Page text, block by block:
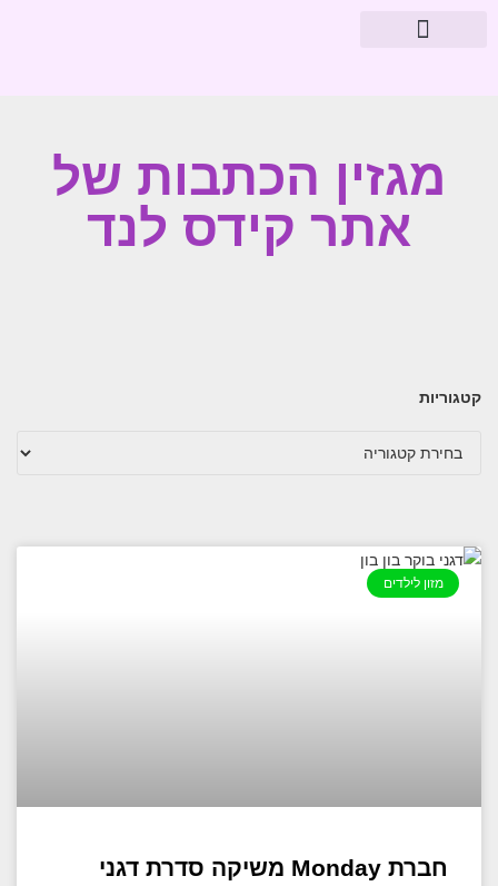
מגזין הכתבות של
אתר קידס לנד
קטגוריות
מזון לילדים
חברת Monday משיקה סדרת דגני